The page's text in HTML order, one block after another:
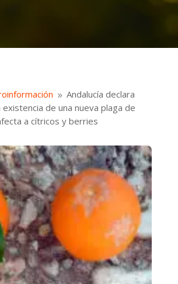
9 Andalucía declara
de una nueva plaga de
a cítricos y berries